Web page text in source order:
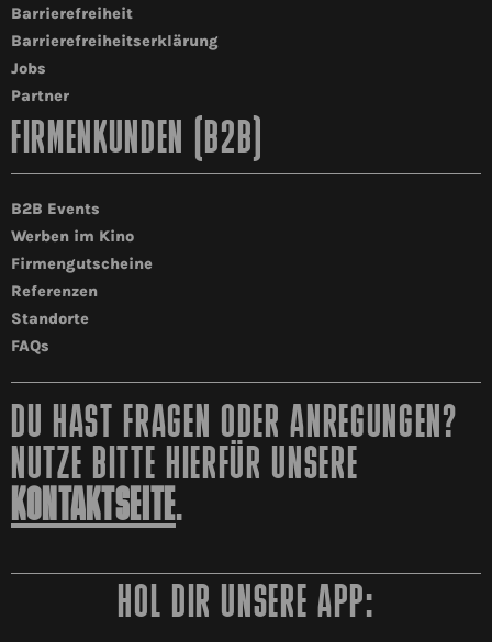
Barrierefreiheit
Barrierefreiheitserklärung
Jobs
Partner
FIRMENKUNDEN (B2B)
B2B Events
Werben im Kino
Firmengutscheine
Referenzen
Standorte
FAQs
DU HAST FRAGEN ODER ANREGUNGEN?
NUTZE BITTE HIERFÜR UNSERE
KONTAKTSEITE.
HOL DIR UNSERE APP: